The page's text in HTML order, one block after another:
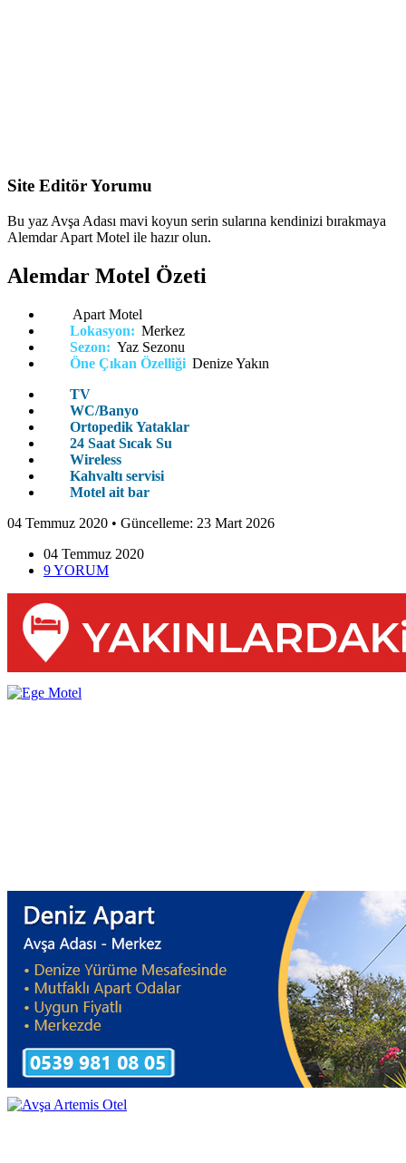
Site Editör Yorumu
Bu yaz Avşa Adası mavi koyun serin sularına kendinizi bırakmaya
Alemdar Apart Motel ile hazır olun.
Alemdar Motel Özeti
Apart Motel
Lokasyon: Merkez
Sezon: Yaz Sezonu
Öne Çıkan Özelliği Denize Yakın
TV
WC/Banyo
Ortopedik Yataklar
24 Saat Sıcak Su
Wireless
Kahvaltı servisi
Motel ait bar
04 Temmuz 2020 • Güncelleme: 23 Mart 2026
04 Temmuz 2020
9YORUM